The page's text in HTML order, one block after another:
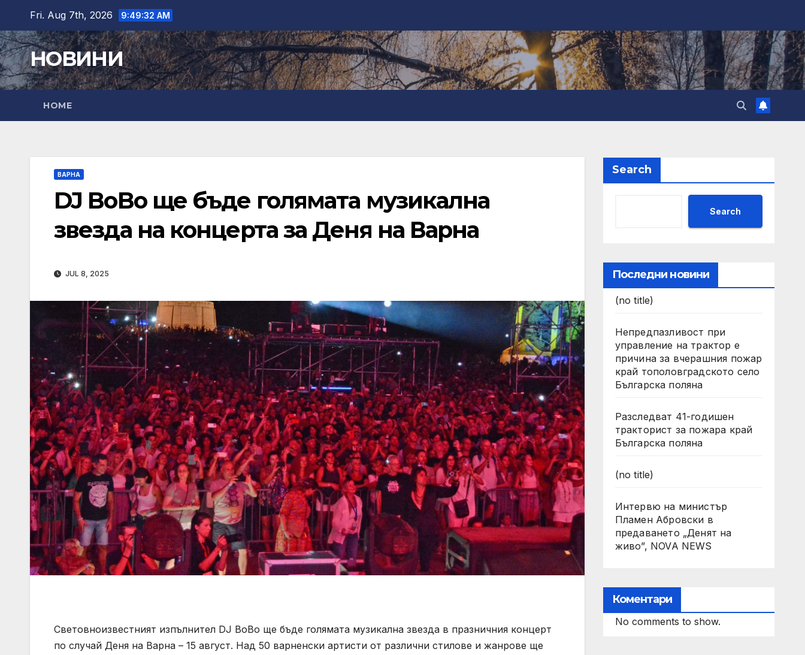
content
Fri. Aug 7th, 2026 9:49:33 AM
НОВИНИ
HOME
ВАРНА
DJ BoBo ще бъде голямата музикална
звезда на концерта за Деня на Варна
JUL 8, 2025
Световноизвестният изпълнител DJ BoBo ще бъде голямата музикална звезда в празничния концерт
по случай Деня на Варна – 15 август. Над 50 варненски артисти от различни стилове и жанрове ще
Search
Search
Последни новини
(no title)
Непредпазливост при
управление на трактор е
причина за вчерашния пожар
край тополовградското село
Българска поляна
Разследват 41-годишен
тракторист за пожара край
Българска поляна
(no title)
Интервю на министър
Пламен Абровски в
предаването „Денят на
живо”, NOVA NEWS
Коментари
No comments to show.